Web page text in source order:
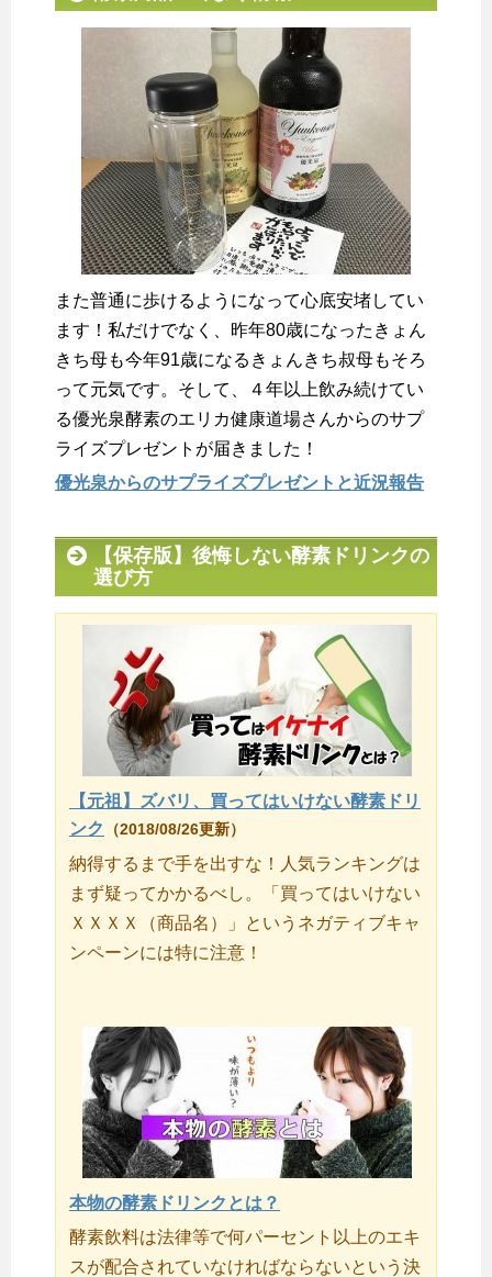
また普通に歩けるようになって心底安堵してい
ます！私だけでなく、昨年80歳になったきょん
きち母も今年91歳になるきょんきち叔母もそろ
って元気です。そして、４年以上飲み続けてい
る優光泉酵素のエリカ健康道場さんからのサプ
ライズプレゼントが届きました！
優光泉からのサプライズプレゼントと近況報告
【保存版】後悔しない酵素ドリンクの
選び方
【元祖】ズバリ、買ってはいけない酵素ドリ
ンク
（2018/08/26更新）
納得するまで手を出すな！人気ランキングは
まず疑ってかかるべし。「買ってはいけない
ＸＸＸＸ（商品名）」というネガティブキャ
ンペーンには特に注意！
本物の酵素ドリンクとは？
酵素飲料は法律等で何パーセント以上のエキ
スが配合されていなければならないという決